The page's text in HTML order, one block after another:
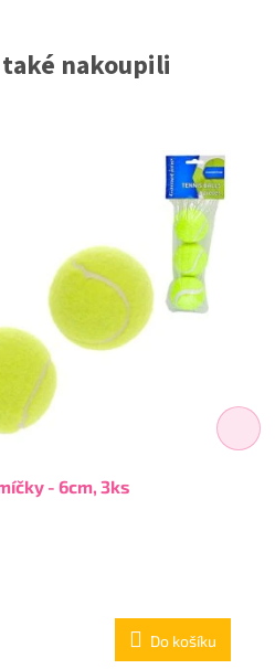
nakoupili
- 6cm, 3ks
Do košíku